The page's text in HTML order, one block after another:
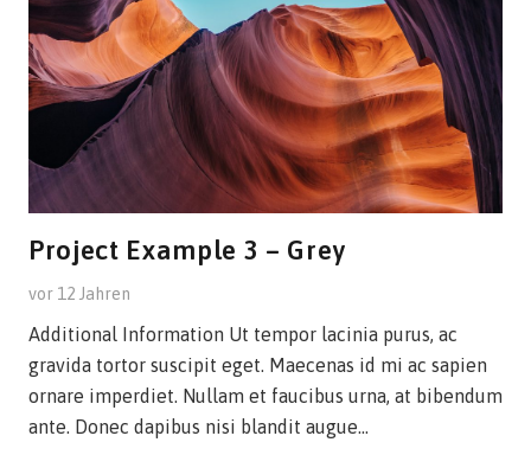
Project Example 3 – Grey
vor 12 Jahren
Additional Information Ut tempor lacinia purus, ac
gravida tortor suscipit eget. Maecenas id mi ac sapien
ornare imperdiet. Nullam et faucibus urna, at bibendum
ante. Donec dapibus nisi blandit augue…